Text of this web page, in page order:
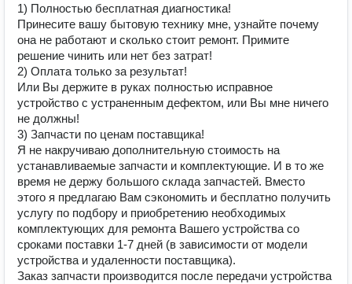
1) Полностью бесплатная диагностика!
Принесите вашу бытовую технику мне, узнайте почему
она не работают и сколько стоит ремонт. Примите
решение чинить или нет без затрат!
2) Оплата только за результат!
Или Вы держите в руках полностью исправное
устройство с устраненным дефектом, или Вы мне ничего
не должны!
3) Запчасти по ценам поставщика!
Я не накручиваю дополнительную стоимость на
устанавливаемые запчасти и комплектующие. И в то же
время не держу большого склада запчастей. Вместо
этого я предлагаю Вам сэкономить и бесплатно получить
услугу по подбору и приобретению необходимых
комплектующих для ремонта Вашего устройства со
сроками поставки 1-7 дней (в зависимости от модели
устройства и удаленности поставщика).
Заказ запчасти производится после передачи устройства